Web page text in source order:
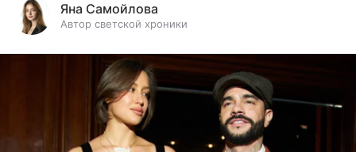
Яна Самойлова
Автор светской хроники